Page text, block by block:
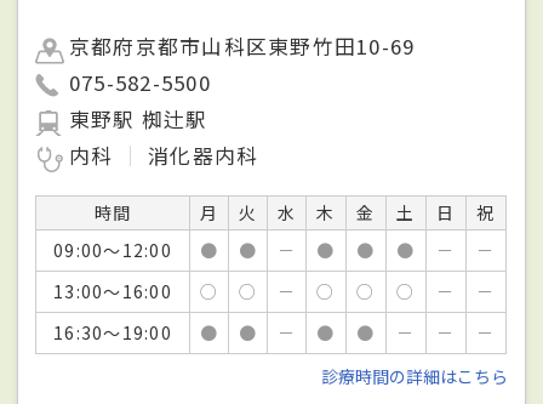
京都府京都市山科区東野竹田10-69
075-582-5500
東野駅 椥辻駅
内科
消化器内科
時間 月 火 水 木 金 土 日
祝
09:00～12:00
● ● － ● ● ● －
－
13:00～16:00
○ ○ － ○ ○ ○ －
－
16:30～19:00
● ● － ● ● － －
－
診療時間の詳細はこちら